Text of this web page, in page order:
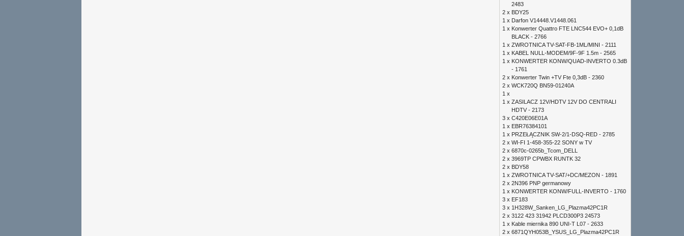
2483
2 x BDY25
1 x Darfon V14448.V1448.061
1 x Konwerter Quattro FTE LNC544 EVO+ 0,1dB
BLACK - 2766
1 x ZWROTNICA TV-SAT-FB-1ML/MINI - 2111
1 x KABEL NULL-MODEM/9F-9F 1.5m - 2565
1 x KONWERTER KONW/QUAD-INVERTO 0.3dB
- 1761
2 x Konwerter Twin +TV Fte 0,3dB - 2360
2 x WCK720Q BN59-01240A
1 x
1 x ZASILACZ 12V/HDTV 12V DO CENTRALI
HDTV - 2173
3 x C420E06E01A
1 x EBR76384101
1 x PRZEŁĄCZNIK SW-2/1-DSQ-RED - 2785
2 x WI-FI 1-458-355-22 SONY w TV
2 x 6870c-0265b_Tcom_DELL
2 x 3969TP CPWBX RUNTK 32
2 x BDY58
1 x ZWROTNICA TV-SAT/+DC/MEZON - 1891
2 x 2N396 PNP germanowy
1 x KONWERTER KONW/FULL-INVERTO - 1760
3 x EF183
3 x 1H328W_Sanken_LG_Plazma42PC1R
2 x 3122 423 31942 PLCD300P3 24573
1 x Kable miernika 890 UNI-T L07 - 2633
2 x 6871QYH053B_YSUS_LG_Plazma42PC1R